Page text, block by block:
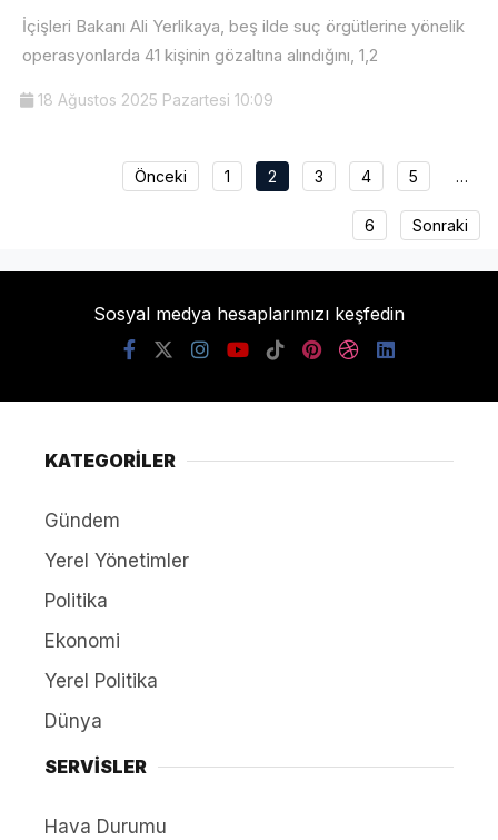
İçişleri Bakanı Ali Yerlikaya, beş ilde suç örgütlerine yönelik
operasyonlarda 41 kişinin gözaltına alındığını, 1,2
18 Ağustos 2025 Pazartesi 10:09
Önceki 1 2 3 4 5 …
6 Sonraki
Sosyal medya hesaplarımızı keşfedin
KATEGORİLER
Gündem
Yerel Yönetimler
Politika
Ekonomi
Yerel Politika
Dünya
SERVİSLER
Hava Durumu